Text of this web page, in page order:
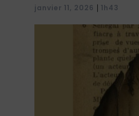
janvier 11, 2026 | 1h43